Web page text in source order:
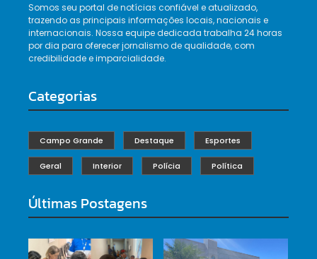
Somos seu portal de notícias confiável e atualizado,
trazendo as principais informações locais, nacionais e
internacionais. Nossa equipe dedicada trabalha 24 horas
por dia para oferecer jornalismo de qualidade, com
credibilidade e imparcialidade.
Categorias
Campo Grande Destaque Esportes
Geral Interior Polícia Política
Últimas Postagens